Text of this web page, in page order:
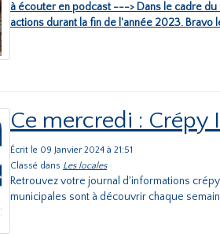
à écouter en podcast ---> Dans le cadre du
actions durant la fin de l'année 2023. Bravo
Ce mercredi : Crépy
Écrit le 09 Janvier 2024 à 21:51
Classé dans Les locales
Retrouvez votre journal d'informations
municipales sont à découvrir chaque